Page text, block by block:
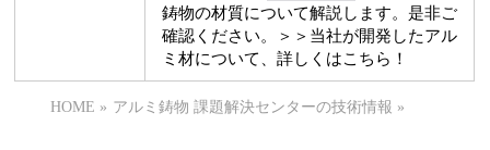
鋳物の材質について解説します。是非ご
確認ください。＞＞当社が開発したアル
ミ材について、詳しくはこちら！
HOME » アルミ鋳物 課題解決センターの技術情報 »